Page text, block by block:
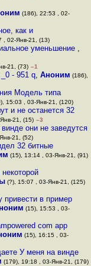
(186), 22:53 , 02-
как и
, 02-Янв-21, (13)
уменьшение ,
21, (73) –1
- 951 q,Аноним (186),
Модель типа
15:03 , 03-Янв-21, (120)
и не останется 32
21, (15) –3
они не заведутся
21, (52)
32 битные
(15), 13:14 , 03-Янв-21, (91)
(?), 15:07 , 03-Янв-21, (125)
привести в пример
(15), 15:53 , 03-
com app
(15), 16:15 , 03-
У меня на винде
(179), 19:18 , 03-Янв-21, (179)